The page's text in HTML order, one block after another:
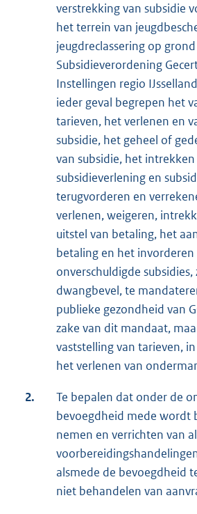
verstrekking van subsidie
het terrein van
jeugdreclassering op
Subsidieverordening
Instellingen regio
ieder geval begrepen het
tarieven, het verlenen en
subsidie, het geheel of
van subsidie, het
subsidieverlening en
terugvorderen en
verlenen, weigeren,
uitstel van betaling, het
betaling en het invorderen
onverschuldigde
dwangbevel, te
publieke gezondheid van
zake van dit mandaat,
vaststelling van tarieven,
het verlenen van
2.
Te bepalen dat onder de
bevoegdheid mede wordt
nemen en verrichten van
alsmede de bevoegdheid
niet behandelen van